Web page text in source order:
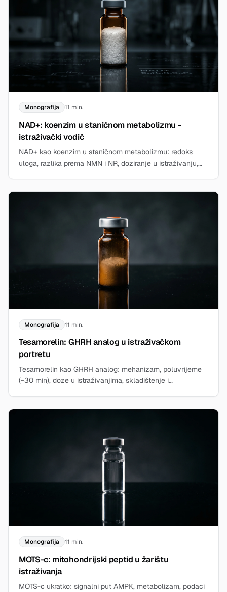
Monografija 11 min.
NAD+: koenzim u staničnom metabolizmu -
istraživački vodič
NAD+ kao koenzim u staničnom metabolizmu: redoks
uloga, razlika prema NMN i NR, doziranje u istraživanju,
Monografija 11 min.
Tesamorelin: GHRH analog u istraživačkom
portretu
Tesamorelin kao GHRH analog: mehanizam, poluvrijeme
(~30 min), doze u istraživanjima, skladištenje i
Monografija 11 min.
MOTS-c: mitohondrijski peptid u žarištu
istraživanja
MOTS-c ukratko: signalni put AMPK, metabolizam, podaci